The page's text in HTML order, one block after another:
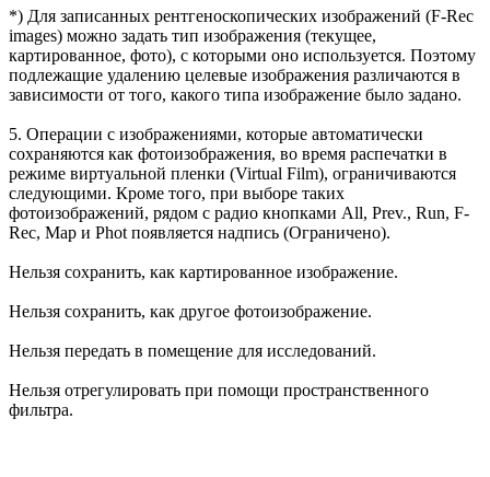
*) Для записанных рентгеноскопических изображений (F-Rec
images) можно задать тип изображения (текущее,
картированное, фото), с которыми оно используется. Поэтому
подлежащие удалению целевые изображения различаются в
зависимости от того, какого типа изображение было задано.
5. Операции с изображениями, которые автоматически
сохраняются как фотоизображения, во время распечатки в
режиме виртуальной пленки (Virtual Film), ограничиваются
следующими. Кроме того, при выборе таких
фотоизображений, рядом с радио кнопками All, Prev., Run, F-
Rec, Map и Phot появляется надпись (Ограничено).
Нельзя сохранить, как картированное изображение.
Нельзя сохранить, как другое фотоизображение.
Нельзя передать в помещение для исследований.
Нельзя отрегулировать при помощи пространственного
фильтра.